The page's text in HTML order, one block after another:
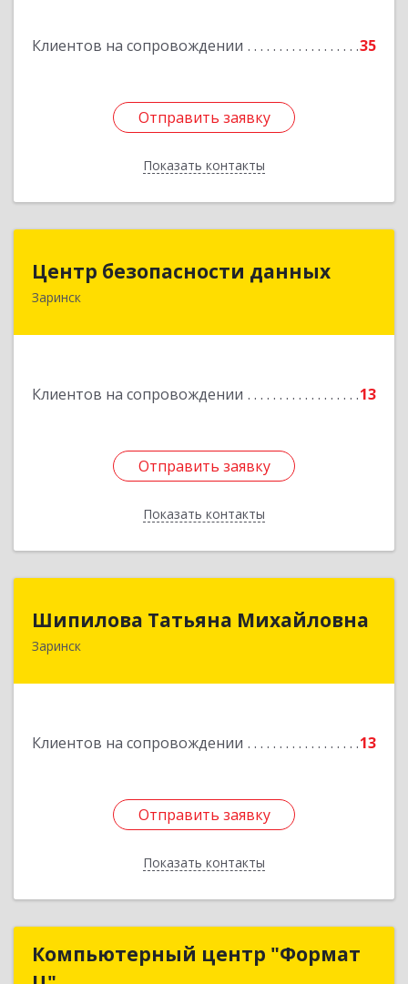
Клиентов на сопровождении 35
Отправить заявку
Показать контакты
Отправить заявку
Назад
Центр безопасности данных
Заринск
Клиентов на сопровождении 13
Отправить заявку
Показать контакты
Центр безопасности данных
659100, Алтайский край, Заринск г, Таратынова
Отправить заявку
Назад
Шипилова Татьяна Михайловна
Заринск
Клиентов на сопровождении 13
Отправить заявку
Показать контакты
Шипилова Татьяна Михайловна
Отправить заявку
Назад
Компьютерный центр "Формат
Компьютерный центр "Формат